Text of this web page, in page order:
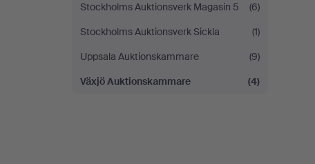
Stockholms Auktionsverk Magasin 5
(6)
Stockholms Auktionsverk Sickla
(1)
Uppsala Auktionskammare
(9)
Växjö Auktionskammare
(4)